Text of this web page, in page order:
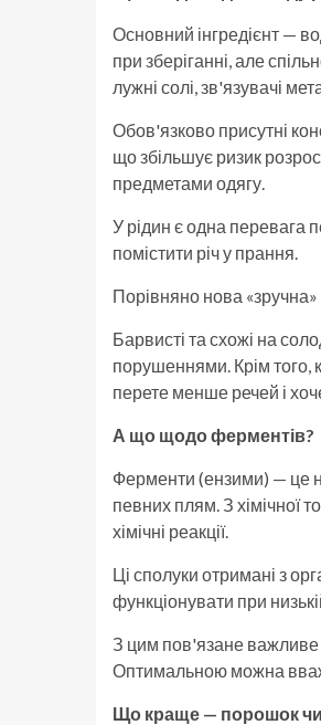
Основний інгредієнт —
при зберіганні, але
лужні солі, зв'язувачі
Обов'язково присутні
що збільшує ризик
предметами одягу.
У рідин є одна перевага
помістити річ у прання.
Порівняно нова
Барвисті та схожі на
порушеннями. Крім того,
перете менше речей і
А що щодо ферментів?
Ферменти (ензими) — це
певних плям. З хімічної
хімічні реакції.
Ці сполуки отримані з
функціонувати при
З цим пов'язане важливе
Оптимальною можна
Що краще — порошок чи